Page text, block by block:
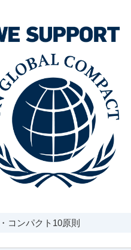
コンパクト10原則